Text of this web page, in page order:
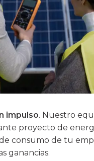
impulso. Nuestro
proyecto de
consumo de tu
ganancias.